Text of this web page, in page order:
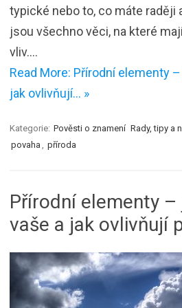
typické nebo to, co máte raději
jsou všechno věci, na které
vliv.…
Read More: Přírodní elementy
jak ovlivňují… »
Kategorie: Pověsti o znamení Rady, tipy a
povaha
příroda
Přírodní elementy
vaše a jak ovlivňují